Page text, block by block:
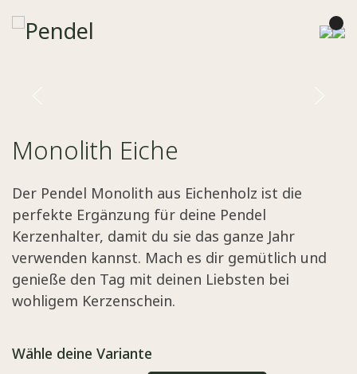
Monolith Eiche
Der Pendel Monolith aus Eichenholz ist die
perfekte Ergänzung für deine Pendel
Kerzenhalter, damit du sie das ganze Jahr
verwenden kannst. Mach es dir gemütlich und
genieße den Tag mit deinen Liebsten bei
wohligem Kerzenschein.
Wähle deine Variante